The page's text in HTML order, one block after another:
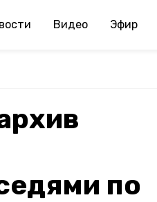
Видео Эфир
по